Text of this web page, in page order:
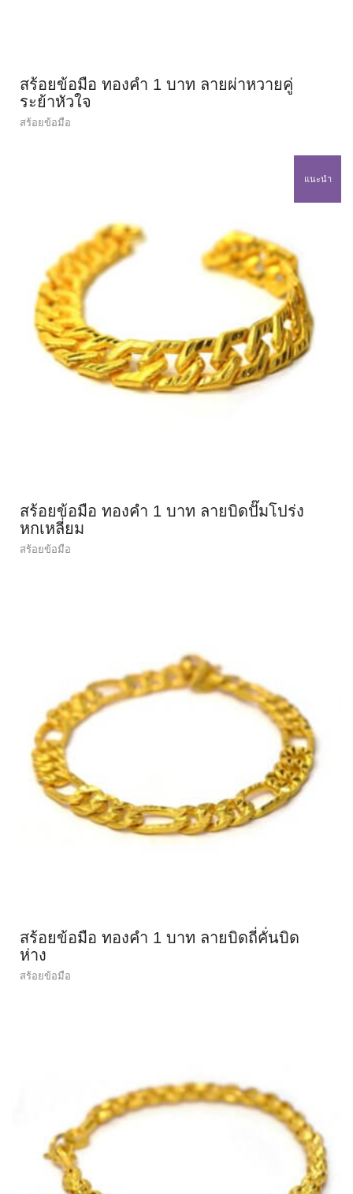
สร้อยข้อมือ ทองคำ 1 บาท ลายผ่าหวายคู่
ระย้าหัวใจ
สร้อยข้อมือ
แนะนำ
สร้อยข้อมือ ทองคำ 1 บาท ลายบิดปั๊มโปร่ง
หกเหลี่ยม
สร้อยข้อมือ
สร้อยข้อมือ ทองคำ 1 บาท ลายบิดถี่คั่นบิด
ห่าง
สร้อยข้อมือ